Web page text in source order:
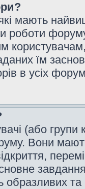
мають
роботи
їм
в усіх
(або
Вони
образливих